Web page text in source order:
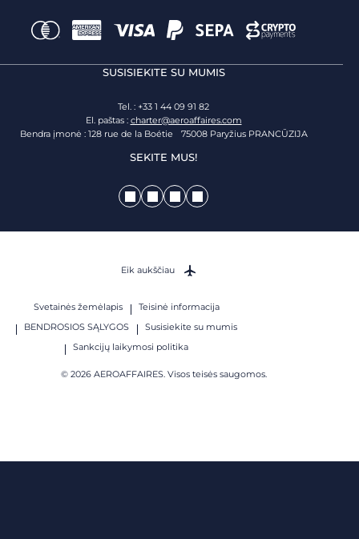
SUSISIEKITE SU MUMIS
Tel. : +33 1 44 09 91 82
El. paštas : charter@aeroaffaires.com
Bendra įmonė : 128 rue de la Boétie 75008 Paryžius PRANCŪZIJA
SEKITE MUS!
Svetainės žemėlapis
Teisinė informacija
BENDROSIOS SĄLYGOS
Susisiekite su mumis
Sankcijų laikymosi politika
© 2026 AEROAFFAIRES. Visos teisės saugomos.
Eik aukščiau